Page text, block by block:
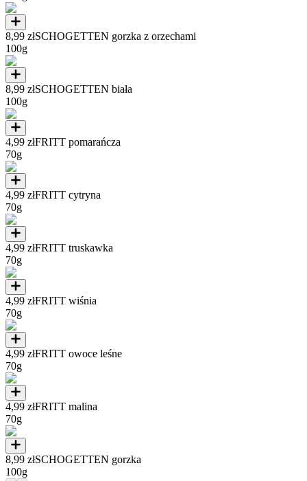
8,99 złSCHOGETTEN gorzka z orzechami
100g
8,99 złSCHOGETTEN biała
100g
4,99 złFRITT pomarańcza
70g
4,99 złFRITT cytryna
70g
4,99 złFRITT truskawka
70g
4,99 złFRITT wiśnia
70g
4,99 złFRITT owoce leśne
70g
4,99 złFRITT malina
70g
8,99 złSCHOGETTEN gorzka
100g